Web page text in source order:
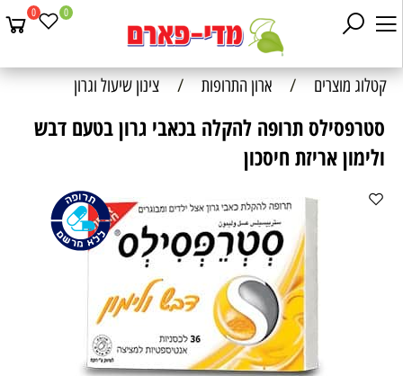
0 0
קטלוג מוצרים / ארון התרופות / צינון שיעול וגרון
סטרפסילס תרופה להקלה בכאבי גרון בטעם דבש
ולימון אריזת חיסכון